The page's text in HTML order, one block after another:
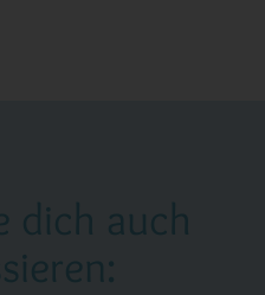
dich auch